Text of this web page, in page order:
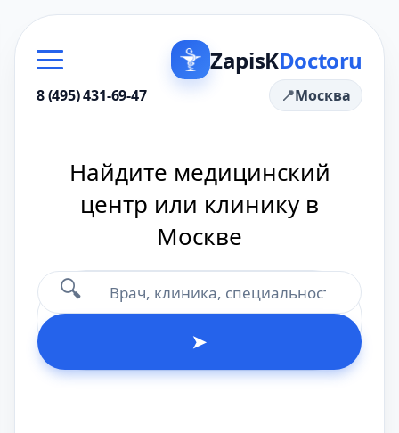
ZapisKDoctoru
8 (495) 431-69-47 Москва
Найдите медицинский
центр или клинику в
Москве
🔍
➤